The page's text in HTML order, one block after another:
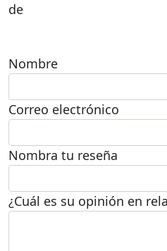
de
Nombre
Correo electrónico
Nombra tu reseña
¿Cuál es su opinión en